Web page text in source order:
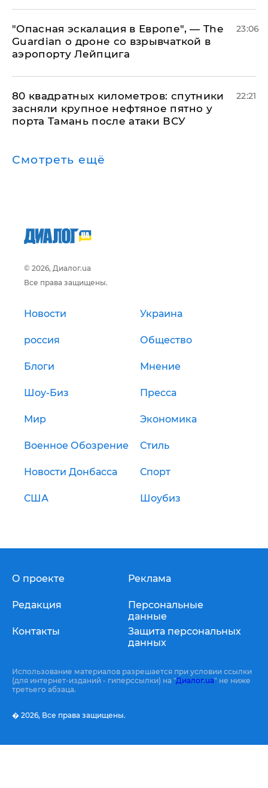
"Опасная эскалация в Европе", — The
Guardian о дроне со взрывчаткой в
аэропорту Лейпцига
23:06
80 квадратных километров: спутники
засняли крупное нефтяное пятно у
порта Тамань после атаки ВСУ
22:21
Смотреть ещё
© 2026, Диалог.ua
Все права защищены.
Новости Украина
россия Общество
Блоги Мнение
Шоу-Биз Пресса
Мир Экономика
Военное Обозрение Стиль
Новости Донбасса Спорт
США Шоубиз
О проекте
Редакция
Контакты
Реклама
Персональные
данные
Защита персональных
данных
Использование материалов разрешается при условии ссылки
(для интернет-изданий - гиперссылки) на "Диалог.ua" не ниже
третьего абзаца.
� 2026, Все права защищены.